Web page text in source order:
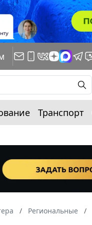
Транспорт
Региональные